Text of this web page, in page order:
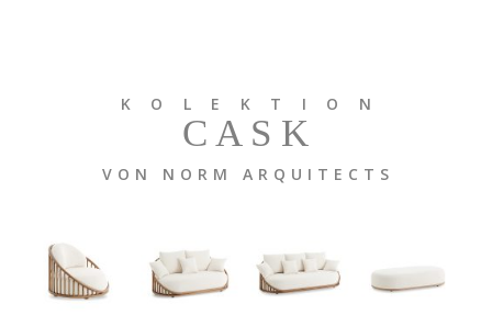
K O L E K T I O N
C A S K
V O N N O R M A R Q U I T E C T S